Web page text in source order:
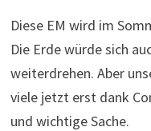
Diese EM wird im
Die Erde würde sich
weiterdrehen. Aber
viele jetzt erst dank
und wichtige Sache.